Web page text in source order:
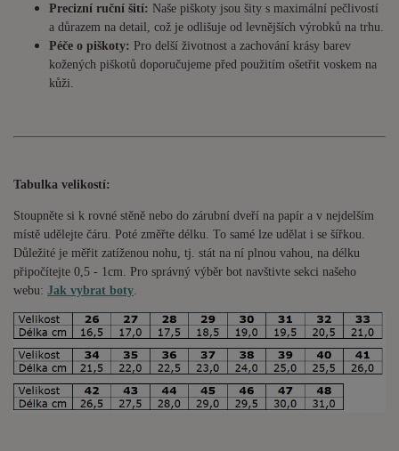
Precizní ruční šití: Naše piškoty jsou šity s maximální pečlivostí
a důrazem na detail, což je odlišuje od levnějších výrobků na trhu.
Péče o piškoty: Pro delší životnost a zachování krásy barev
kožených piškotů doporučujeme před použitím ošetřit voskem na
kůži.
Tabulka velikostí:
Stoupněte si k rovné stěně nebo do zárubní dveří na papír a v nejdelším
místě udělejte čáru. Poté změřte délku. To samé lze udělat i se šířkou.
Důležité je měřit zatíženou nohu, tj. stát na ní plnou vahou, na délku
připočítejte 0,5 - 1cm . Pro správný výběr bot navštivte sekci našeho
webu: Jak vybrat boty